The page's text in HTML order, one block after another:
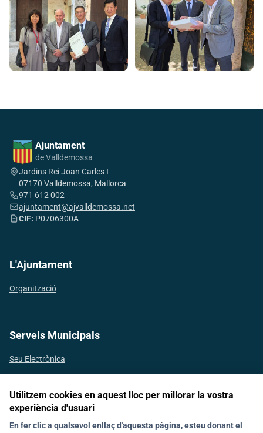
Ajuntament
de Valldemossa
Jardins Rei Joan Carles I
07170 Valldemossa, Mallorca
971 612 002
ajuntament@ajvalldemossa.net
CIF: P0706300A
L'Ajuntament
Organització
Serveis Municipals
Seu Electrònica
Segueix-nos a les xarxes socials
Utilitzem cookies en aquest lloc per millorar la vostra
experiència d'usuari
En fer clic a qualsevol enllaç d'aquesta pàgina, esteu donant el